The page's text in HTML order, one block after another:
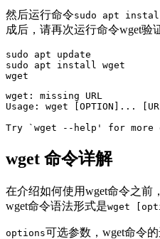
然后运行命令sudo apt
成后，请再次运行命令wget验
sudo apt update
sudo apt install wget
wget
wget: missing URL
Usage: wget [OPTION]...
Try `wget --help' for more
wget 命令详解
在介绍如何使用wget命令之前
wget命令语法形式是wget
options可选参数，wget命令的